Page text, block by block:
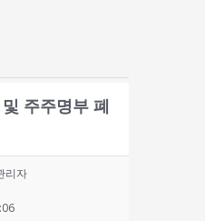
주주명부 폐
리자